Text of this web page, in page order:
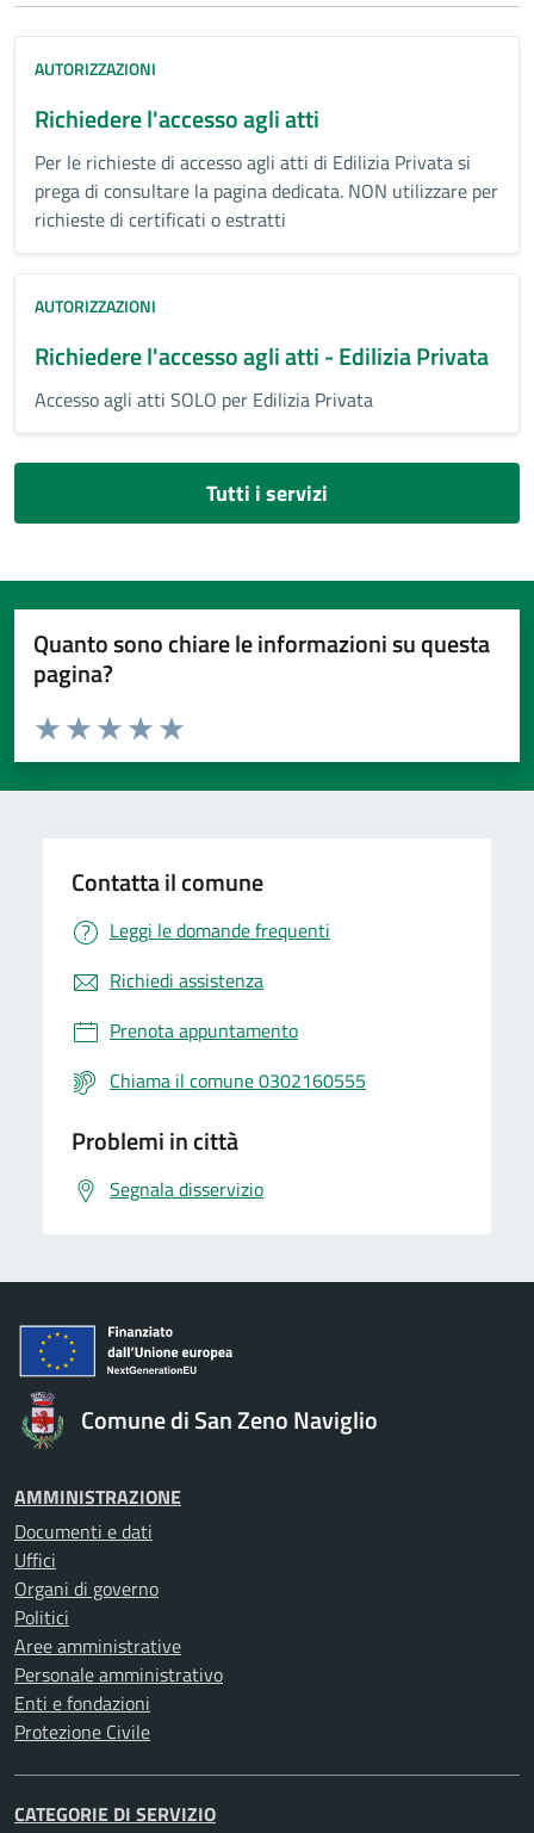
AUTORIZZAZIONI
Richiedere l'accesso agli atti
Per le richieste di accesso agli atti di Edilizia Privata si
prega di consultare la pagina dedicata. NON utilizzare per
richieste di certificati o estratti
AUTORIZZAZIONI
Richiedere l'accesso agli atti - Edilizia Privata
Accesso agli atti SOLO per Edilizia Privata
Tutti i servizi
Quanto sono chiare le informazioni su questa
pagina?
Valuta da 1 a 5 stelle la pagina
Valuta 5 stelle su 5
Valuta 4 stelle su 5
Valuta 3 stelle su 5
Valuta 2 stelle su 5
Valuta 1 stelle su 5
Contatta il comune
Leggi le domande frequenti
Richiedi assistenza
Prenota appuntamento
Chiama il comune 0302160555
Problemi in città
Segnala disservizio
Comune di San Zeno Naviglio
AMMINISTRAZIONE
Documenti e dati
Uffici
Organi di governo
Politici
Aree amministrative
Personale amministrativo
Enti e fondazioni
Protezione Civile
CATEGORIE DI SERVIZIO